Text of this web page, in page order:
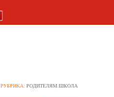
РУБРИКА:РОДИТЕЛЯМ,ШКОЛА